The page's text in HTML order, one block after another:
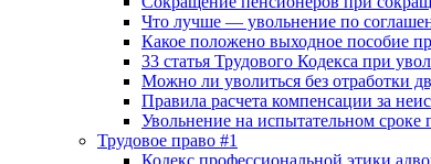
Что лучше — увольнение по
Какое положено выходное пособие
33 cтатья Трудового Кодекса при
Можно ли уволиться без отработки
Правила расчета компенсации за
Увольнение на испытательном сроке
Трудовое право #1
Кодекс профессиональной этики